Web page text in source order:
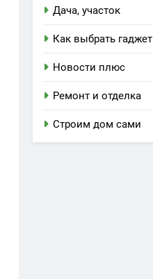
Дача, участок
Как выбрать гаджет
Новости плюс
Ремонт и отделка
Строим дом сами